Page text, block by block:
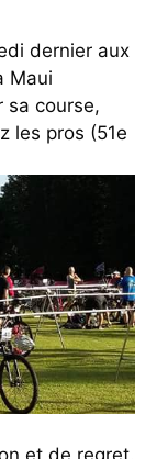
dernier aux
Maui
sa course,
les pros (51e
et de regret.